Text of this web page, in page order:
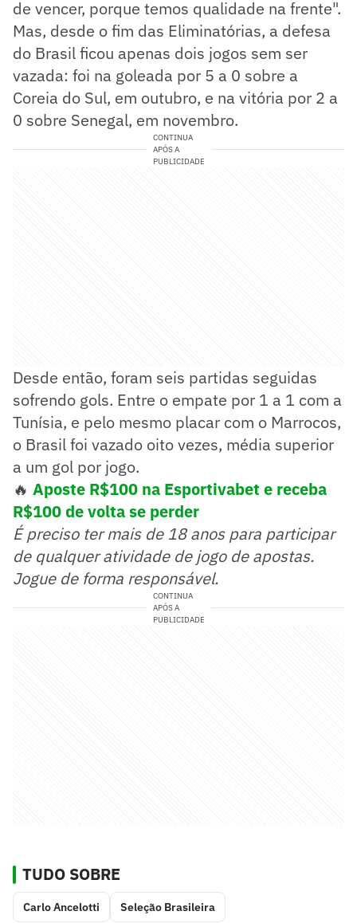
de vencer, porque temos qualidade na frente".
Mas, desde o fim das Eliminatórias, a defesa
do Brasil ficou apenas dois jogos sem ser
vazada: foi na goleada por 5 a 0 sobre a
Coreia do Sul, em outubro, e na vitória por 2 a
0 sobre Senegal, em novembro.
CONTINUA
APÓS A
PUBLICIDADE
Desde então, foram seis partidas seguidas
sofrendo gols. Entre o empate por 1 a 1 com a
Tunísia, e pelo mesmo placar com o Marrocos,
o Brasil foi vazado oito vezes, média superior
a um gol por jogo.
🔥 Aposte R$100 na Esportivabet e receba
R$100 de volta se perder
É preciso ter mais de 18 anos para participar
de qualquer atividade de jogo de apostas.
Jogue de forma responsável.
CONTINUA
APÓS A
PUBLICIDADE
TUDO SOBRE
Carlo Ancelotti Seleção Brasileira